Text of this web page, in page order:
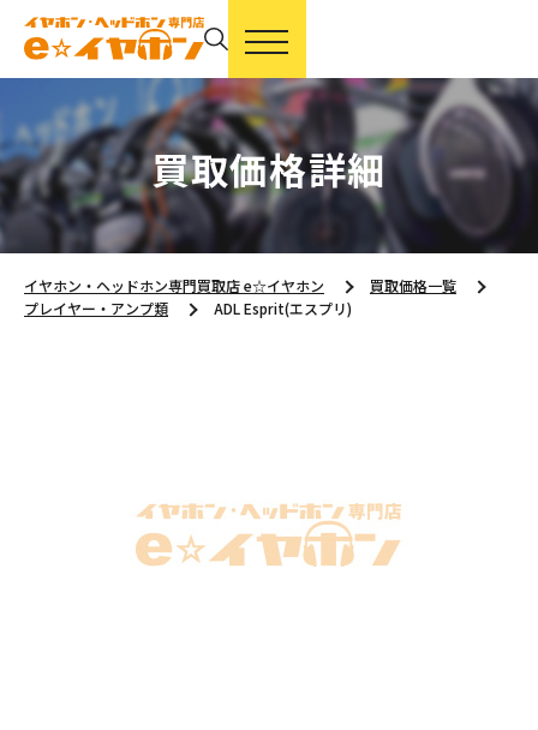
買取価格詳細
イヤホン・ヘッドホン専門買取店 e☆イヤホン
買取価格一覧
プレイヤー・アンプ類
ADL Esprit(エスプリ)